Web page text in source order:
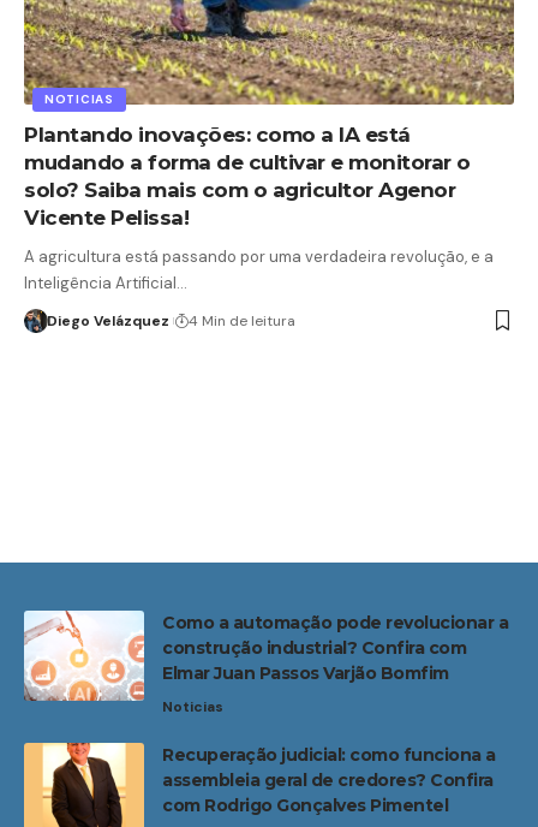
NOTICIAS
Plantando inovações: como a IA está
mudando a forma de cultivar e monitorar o
solo? Saiba mais com o agricultor Agenor
Vicente Pelissa!
A agricultura está passando por uma verdadeira revolução, e a
Inteligência Artificial…
Diego Velázquez 4 Min de leitura
Como a automação pode revolucionar a
construção industrial? Confira com
Elmar Juan Passos Varjão Bomfim
Noticias
Recuperação judicial: como funciona a
assembleia geral de credores? Confira
com Rodrigo Gonçalves Pimentel